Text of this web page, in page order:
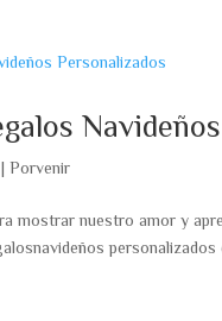
|Porvenir
mostrar nuestro amor y